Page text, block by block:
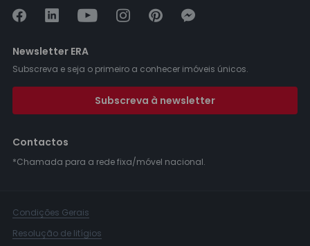
Newsletter ERA
Subscreva e seja o primeiro a conhecer imóveis únicos.
Subscreva à newsletter
Contactos
*Chamada para a rede fixa/móvel nacional.
Condições Gerais
Resolução de litígios